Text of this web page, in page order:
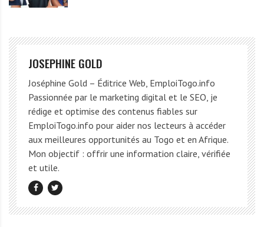
JOSEPHINE GOLD
Joséphine Gold – Éditrice Web, EmploiTogo.info
Passionnée par le marketing digital et le SEO, je
rédige et optimise des contenus fiables sur
EmploiTogo.info pour aider nos lecteurs à accéder
aux meilleures opportunités au Togo et en Afrique.
Mon objectif : offrir une information claire, vérifiée
et utile.